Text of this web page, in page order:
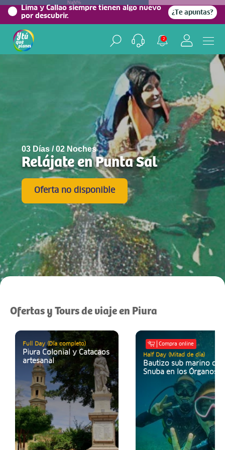
Lima y Callao siempre tienen algo nuevo
por descubrir.
¿Te apuntas?
2
NaN%
03 Días / 02 Noches
Relájate en Punta Sal
Oferta no disponible
Ofertas y Tours de viaje en Piura
Full Day (Día completo)
Piura Colonial y Catacaos
artesanal
Compra online
Half Day (Mitad de día)
Bautizo sub marino con
Snuba en los Órganos